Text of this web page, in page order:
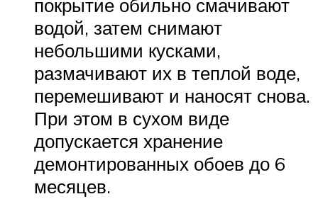
покрытие обильно смачивают
водой, затем снимают
небольшими кусками,
размачивают их в теплой воде,
перемешивают и наносят снова.
При этом в сухом виде
допускается хранение
демонтированных обоев до 6
месяцев.